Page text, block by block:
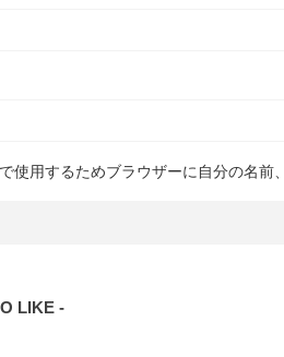
使用するためブラウザーに自分の名前
LIKE -